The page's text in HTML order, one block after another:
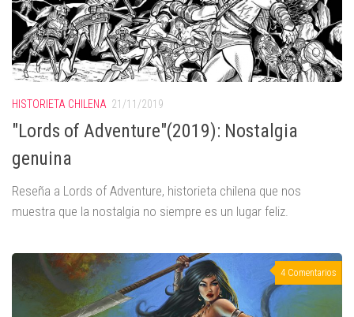
HISTORIETA CHILENA 21/11/2019
"Lords of Adventure"(2019): Nostalgia
genuina
Reseña a Lords of Adventure, historieta chilena que nos
muestra que la nostalgia no siempre es un lugar feliz.
4 Comentarios